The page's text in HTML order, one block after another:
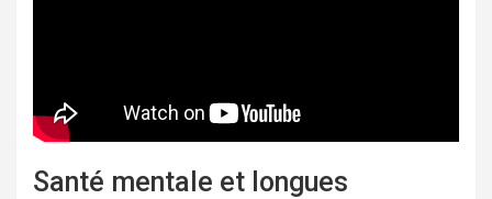
Santé mentale et longues